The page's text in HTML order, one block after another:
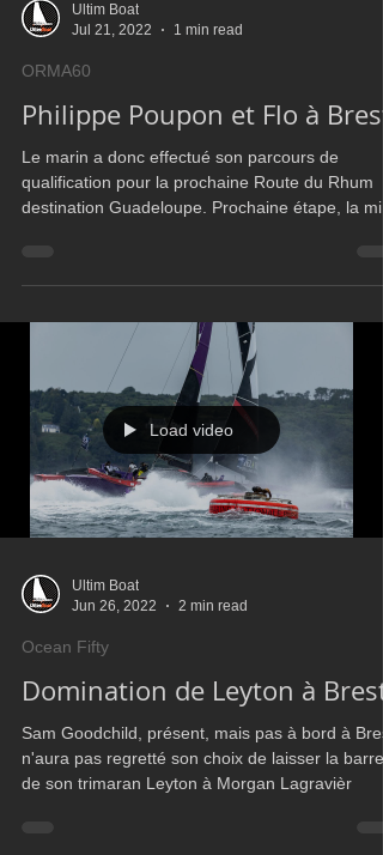
Jul 21, 2022
ORMA60
Philippe Poupon et Flo à Brest
Le marin a donc effectué son parcours de
qualification pour la prochaine Route du Rhum
Load video
Jun 26, 2022
Ocean Fifty
Domination de Leyton à Brest
Sam Goodchild, présent, mais pas à bord à
n'aura pas regretté son choix de laisser la barre